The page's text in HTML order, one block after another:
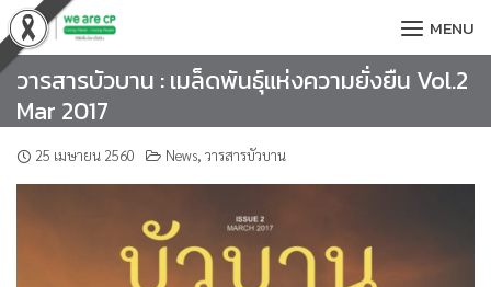
Skip
to
content
MENU
วารสารบัวบาน : เมล็ดพันธุ์แห่งความยั่งยืน Vol.2
Mar 2017
25 เมษายน 2560 News, วารสารบัวบาน